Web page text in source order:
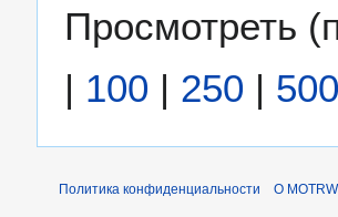
Просмотреть (
| 100 | 250 | 500
Политика конфиденциальности О